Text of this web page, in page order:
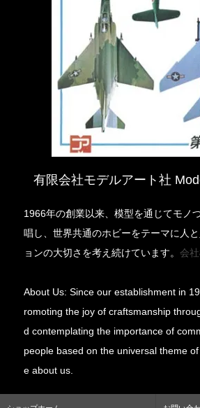
有限会社モデルアート社
1966年の創業以来、模型を通じてモノ
唱し、世界共通のホビーをテーマに人
ョンの大切さを考え続けています。会
About Us: Since our establishment in
romoting the joy of craftsmanship
d contemplating the importance of
people based on the universal theme
e about us.